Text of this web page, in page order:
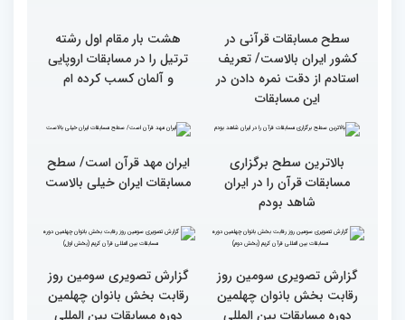
سطح مسابقات قرآنی در
استادم از دقت نمره دادن در
این مسابقات
هشت بار مقام اول رشته
و آلمان کسب کرده ام